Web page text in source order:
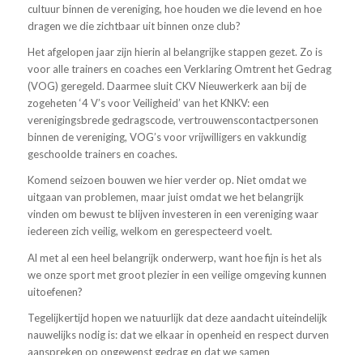
cultuur binnen de vereniging, hoe houden we die levend en hoe
dragen we die zichtbaar uit binnen onze club?
Het afgelopen jaar zijn hierin al belangrijke stappen gezet. Zo is
voor alle trainers en coaches een Verklaring Omtrent het Gedrag
(VOG) geregeld. Daarmee sluit CKV Nieuwerkerk aan bij de
zogeheten ‘4 V’s voor Veiligheid’ van het KNKV: een
verenigingsbrede gedragscode, vertrouwenscontactpersonen
binnen de vereniging, VOG’s voor vrijwilligers en vakkundig
geschoolde trainers en coaches.
Komend seizoen bouwen we hier verder op. Niet omdat we
uitgaan van problemen, maar juist omdat we het belangrijk
vinden om bewust te blijven investeren in een vereniging waar
iedereen zich veilig, welkom en gerespecteerd voelt.
Al met al een heel belangrijk onderwerp, want hoe fijn is het als
we onze sport met groot plezier in een veilige omgeving kunnen
uitoefenen?
Tegelijkertijd hopen we natuurlijk dat deze aandacht uiteindelijk
nauwelijks nodig is: dat we elkaar in openheid en respect durven
aanspreken op ongewenst gedrag en dat we samen